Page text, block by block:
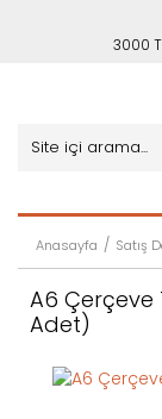
3000
Anasayfa Satış
A6 Çerçeve
Adet)